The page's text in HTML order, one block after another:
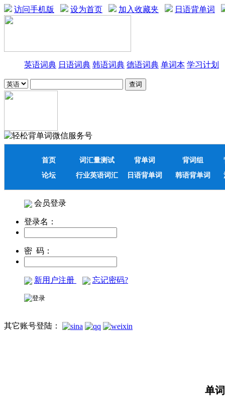
访问手机版 设为首页 加入收藏夹 日语背单词
英语词典 日语词典 韩语词典 德语词典 单词本 学习计划
首页 词汇量测试 背单词 背词组
论坛
行业英语词汇 日语背单词 韩语背单词
会员登录
登录名：
密 码：
新用户注册 忘记密码?
其它账号登陆：
单